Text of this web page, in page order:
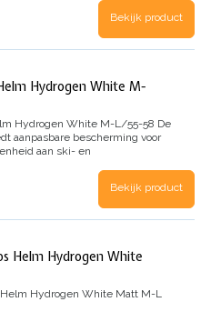
Bekijk product
Hydrogen White M-
Hydrogen White M-L/55-58 De
aanpasbare bescherming voor
aan ski- en
het ideaal is voor de hele
Bekijk product
Helm Hydrogen White
Hydrogen White Matt M-L